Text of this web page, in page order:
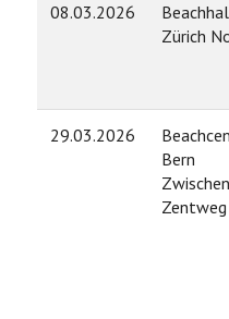
08.03.2026
Zürich
29.03.2026
Bern
Zentweg